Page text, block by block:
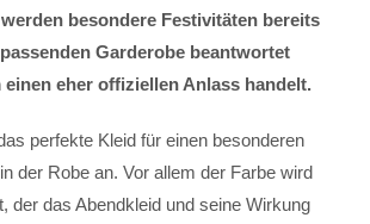
besondere Festivitäten bereits
Garderobe beantwortet
eher offiziellen Anlass handelt.
perfekte Kleid für einen besonderen
der Robe an. Vor allem der Farbe wird
der das Abendkleid und seine Wirkung